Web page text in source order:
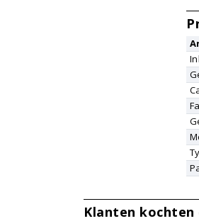
Klanten kochten